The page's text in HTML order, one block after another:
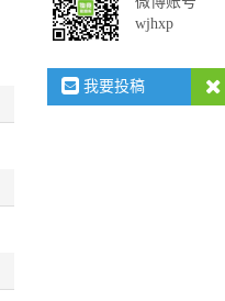
wjhxp
我要投稿